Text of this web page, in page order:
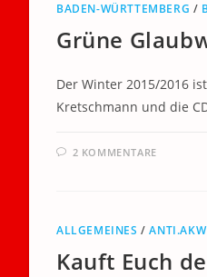
BADEN-WÜRTTEMBERG /
Grüne
Der Winter 2015/2016
Kretschmann und die
2 KOMMENTARE
ALLGEMEINES /ANTI.AKW
Kauft Euch